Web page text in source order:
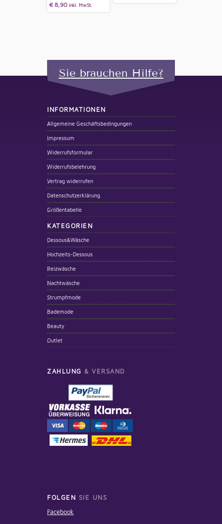
€8,90 inkl. MwSt.
Sie brauchen Hilfe?
INFORMATIONEN
Allgemeine Geschäftsbedingungen
Impressum
Widerrufsformular
Widerrufsbelehrung
Vertrag widerrufen
Datenschutzerklärung
Größentabelle
KATEGORIEN
Dessous&Wäsche
Hochzeits-Dessous
Reizwäsche
Nachtwäsche
Strumpfmode
Bademode
Beauty
Outlet
ZAHLUNG & VERSAND
FOLGEN SIE UNS
Facebook